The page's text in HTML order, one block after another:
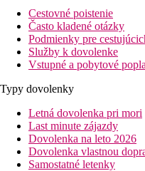
BGN/deň)
balkón
Izba je zariadená
Ostatné typy izieb
ponuka, izby môžu
polohe.
Vybavenie hotela
vstupná hala s
Cestovné poistenie
Často kladené otázky
Podmienky pre
Služby k dovolenke
Vstupné a pobytové
Typy dovolenky
Letná dovolenka pri mori
Last minute zájazdy
Dovolenka na leto 2026
Dovolenka vlastnou
Samostatné letenky